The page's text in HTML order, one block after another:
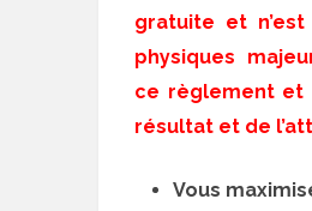
gratuite et
physiques
ce règlement et
résultat et de
Vous